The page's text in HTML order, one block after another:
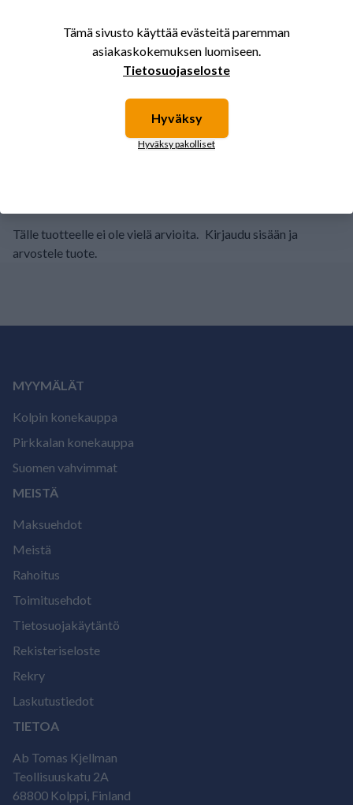
(0/5) Yhteensä 0 Arvostelut
Tälle tuotteelle ei ole vielä arvioita. Kirjaudu sisään ja
arvostele tuote.
MYYMÄLÄT
Kolpin konekauppa
Pirkkalan konekauppa
Suomen vahvimmat
MEISTÄ
Maksuehdot
Meistä
Rahoitus
Toimitusehdot
Tietosuojakäytäntö
Rekisteriseloste
Rekry
Laskutustiedot
TIETOA
Ab Tomas Kjellman
Teollisuuskatu 2A
68800 Kolppi, Finland
Tämä sivusto käyttää evästeitä paremman
asiakaskokemuksen luomiseen.
Tietosuojaseloste
Hyväksy
Hyväksy pakolliset